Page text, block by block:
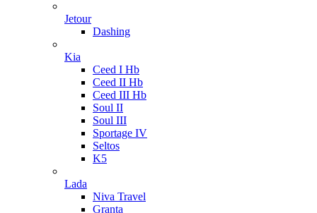
Jetour
Dashing
Kia
Ceed I Hb
Ceed II Hb
Ceed III Hb
Soul II
Soul III
Sportage IV
Seltos
K5
Lada
Niva Travel
Granta